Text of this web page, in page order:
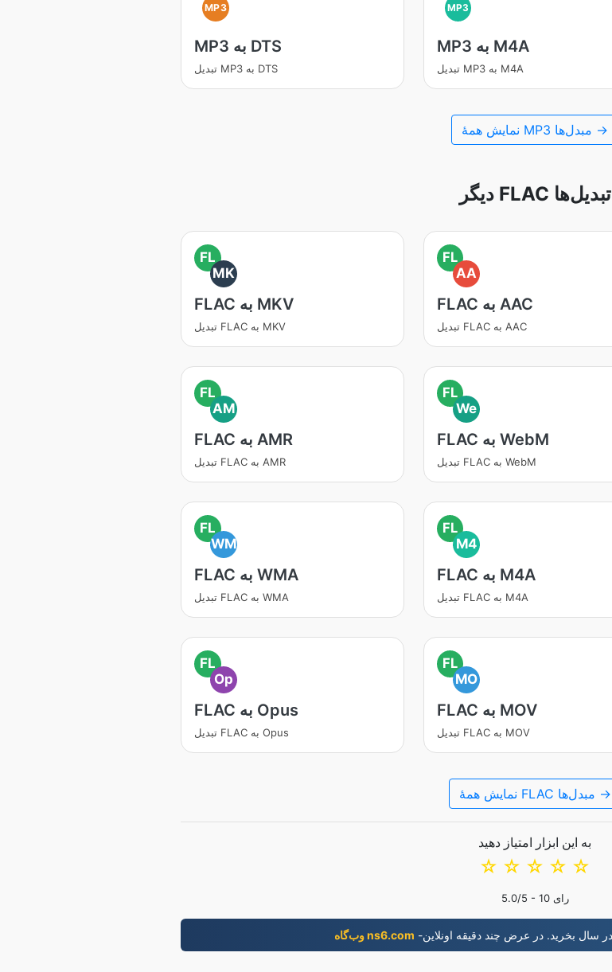
MP3
MP3 به DTS
تبدیل MP3 به DTS
MP3
MP3 به M4A
تبدیل MP3 به M4A
نمایش همۀ MP3 مبدل‌ها →
دیگر FLAC تبدیل‌ها
FL
MK
FLAC به MKV
تبدیل FLAC به MKV
FL
AA
FLAC به AAC
تبدیل FLAC به AAC
FL
AM
FLAC به AMR
تبدیل FLAC به AMR
FL
We
FLAC به WebM
تبدیل FLAC به WebM
FL
WM
FLAC به WMA
تبدیل FLAC به WMA
FL
M4
FLAC به M4A
تبدیل FLAC به M4A
FL
Op
FLAC به Opus
تبدیل FLAC به Opus
FL
MO
FLAC به MOV
تبدیل FLAC به MOV
نمایش همۀ FLAC مبدل‌ها →
به این ابزار امتیاز دهید
☆
☆
☆
☆
☆
5.0/5 - 10 رای
وب‌گاه ns6.com